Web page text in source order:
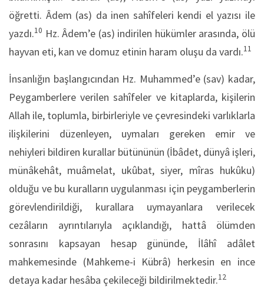
öğretti. Âdem (as) da inen sahîfeleri kendi el yazısı ile
yazdı.10 Hz. Âdem’e (as) indirilen hükümler arasında, ölü
hayvan eti, kan ve domuz etinin haram oluşu da vardı.11
İnsanlığın başlangıcından Hz. Muhammed’e (sav) kadar,
Peygamberlere verilen sahîfeler ve kitaplarda, kişilerin
Allah ile, toplumla, birbirleriyle ve çevresindeki varlıklarla
ilişkilerini düzenleyen, uymaları gereken emir ve
nehiyleri bildiren kurallar bütününün (İbâdet, dünyâ işleri,
münâkehât, muâmelat, ukûbat, siyer, mîras hukûku)
olduğu ve bu kuralların uygulanması için peygamberlerin
görevlendirildiği, kurallara uymayanlara verilecek
cezâların ayrıntılarıyla açıklandığı, hattâ ölümden
sonrasını kapsayan hesap gününde, İlâhî adâlet
mahkemesinde (Mahkeme-i Kübrâ) herkesin en ince
detaya kadar hesâba çekileceği bildirilmektedir.12